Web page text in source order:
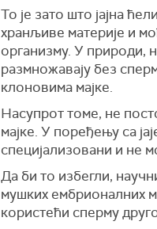
То је зато што јајна
хранљиве материје и
организму. У природи,
размножавају без
клоновима мајке.
Насупрот томе, не
мајке. У поређењу са
специјализовани и не
Да би то избегли,
мушких ембрионалних
користећи сперму